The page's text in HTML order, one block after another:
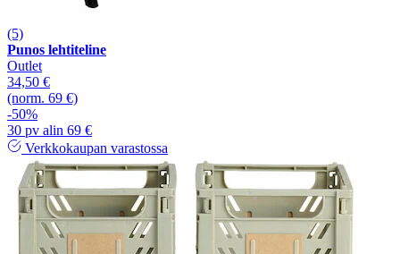
(5)
Punos lehtiteline
Outlet
34,50 €
(norm. 69 €)
-50%
30 pv alin 69 €
Verkkokaupan varastossa